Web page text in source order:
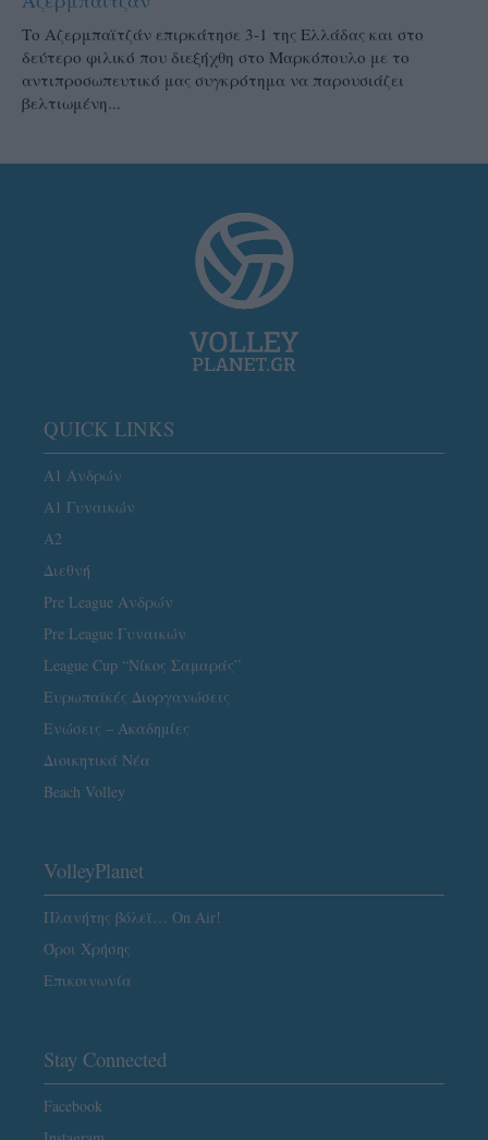
Το Αζερμπαϊτζάν επιρκάτησε 3-1 της Ελλάδας και στο
δεύτερο φιλικό που διεξήχθη στο Μαρκόπουλο με το
αντιπροσωπευτικό μας συγκρότημα να παρουσιάζει
βελτιωμένη...
QUICK LINKS
Α1 Ανδρών
Α1 Γυναικών
A2
Διεθνή
Pre League Ανδρών
Pre League Γυναικών
League Cup “Νίκος Σαμαράς”
Ευρωπαϊκές Διοργανώσεις
Ενώσεις – Ακαδημίες
Διοικητικά Νέα
Beach Volley
VolleyPlanet
Πλανήτης βόλεϊ… On Air!
Όροι Χρήσης
Επικοινωνία
Stay Connected
Facebook